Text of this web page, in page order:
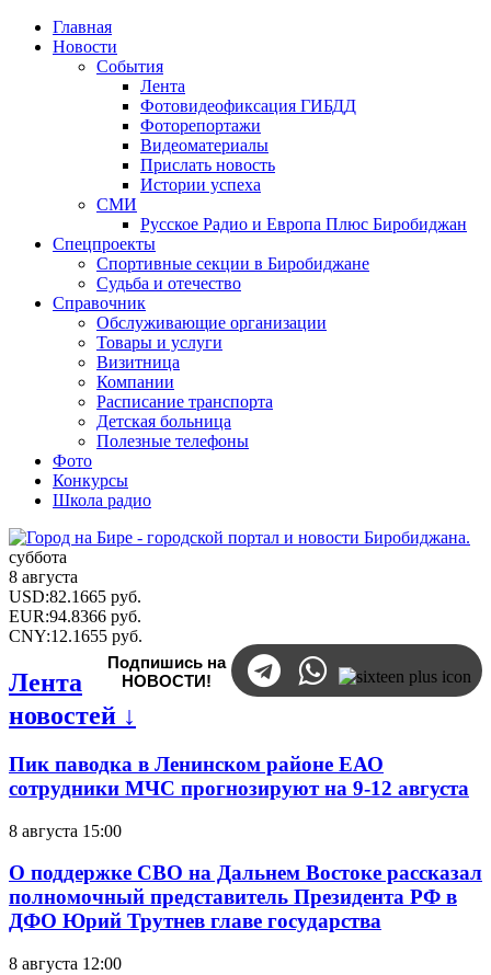
Главная
Новости
События
Лента
Фотовидеофиксация ГИБДД
Фоторепортажи
Видеоматериалы
Прислать новость
Истории успеха
СМИ
Русское Радио и Европа Плюс Биробиджан
Спецпроекты
Спортивные секции в Биробиджане
Судьба и отечество
Справочник
Обслуживающие организации
Товары и услуги
Визитница
Компании
Расписание транспорта
Детская больница
Полезные телефоны
Фото
Конкурсы
Школа радио
суббота
8 августа
USD:82.1665 руб.
EUR:94.8366 руб.
CNY:12.1655 руб.
Подпишись на
НОВОСТИ!
Лента
новостей ↓
Пик паводка в Ленинском районе ЕАО
сотрудники МЧС прогнозируют на 9-12 августа
8 августа 15:00
О поддержке СВО на Дальнем Востоке рассказал
полномочный представитель Президента РФ в
ДФО Юрий Трутнев главе государства
8 августа 12:00